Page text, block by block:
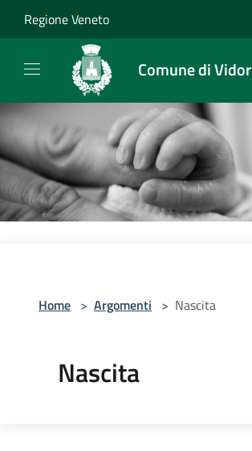
Regione Veneto
Comune di Vidor
Home > Argomenti > Nascita
Nascita